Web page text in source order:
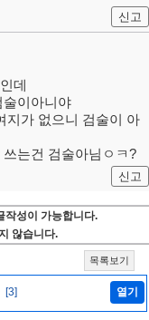
신고
데
술이아니야
지가 없으니 검술이 아
는건 검술아님ㅇㅋ?
신고
작성이 가능합니다.
않습니다.
목록보기
[3] 열기